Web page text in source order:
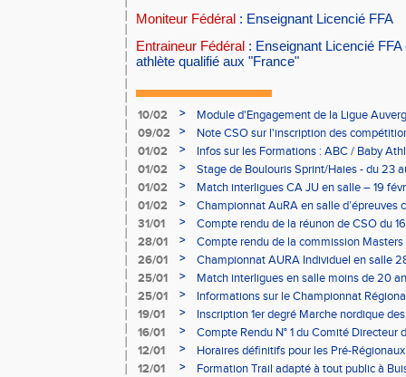
Moniteur Fédéral : Enseignant Licencié FFA
Entraineur Fédéral : Enseignant Licencié
athlète qualifié aux "France"
10/02 >
Module d'Engagement de la Ligue
09/02
>
Note CSO sur l'inscription des
01/02
>
Infos sur les Formations : ABC / Baby
01/02
>
Stage de Boulouris Sprint/Haies - du 23
01/02
>
Match interligues CA JU en salle – 19
01/02
>
Championnat AuRA en salle d’épreuves
- le 12 février
31/01 >
Compte rendu de la réunon de CSO du
28/01
>
Compte rendu de la commission
à Bourgoin
26/01 >
Championnat AURA Individuel en salle
25/01
>
Match interligues en salle moins de 20
25/01
>
Informations sur le Championnat
05/02
19/01 >
Inscription 1er degré Marche nordique
03/02 (sous condition)
16/01 >
Compte Rendu N° 1 du Comité Directeur
12/01
>
Horaires définitifs pour les Pré-
Aubière
12/01 >
Formation Trail adapté à tout public à